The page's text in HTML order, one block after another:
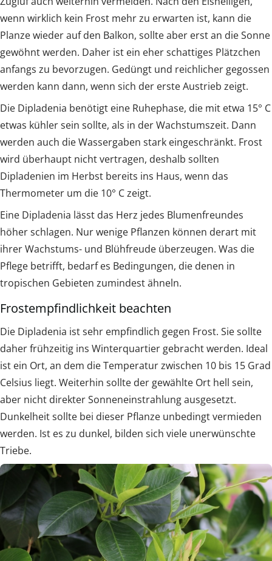
wenn wirklich kein Frost mehr zu erwarten ist, kann die
Planze wieder auf den Balkon, sollte aber erst an die Sonne
gewöhnt werden. Daher ist ein eher schattiges Plätzchen
anfangs zu bevorzugen. Gedüngt und reichlicher gegossen
werden kann dann, wenn sich der erste Austrieb zeigt.
Die Dipladenia benötigt eine Ruhephase, die mit etwa 15° C
etwas kühler sein sollte, als in der Wachstumszeit. Dann
werden auch die Wassergaben stark eingeschränkt. Frost
wird überhaupt nicht vertragen, deshalb sollten
Dipladenien im Herbst bereits ins Haus, wenn das
Thermometer um die 10° C zeigt.
Eine Dipladenia lässt das Herz jedes Blumenfreundes
höher schlagen. Nur wenige Pflanzen können derart mit
ihrer Wachstums- und Blühfreude überzeugen. Was die
Pflege betrifft, bedarf es Bedingungen, die denen in
tropischen Gebieten zumindest ähneln.
Frostempfindlichkeit beachten
Die Dipladenia ist sehr empfindlich gegen Frost. Sie sollte
daher frühzeitig ins Winterquartier gebracht werden. Ideal
ist ein Ort, an dem die Temperatur zwischen 10 bis 15 Grad
Celsius liegt. Weiterhin sollte der gewählte Ort hell sein,
aber nicht direkter Sonneneinstrahlung ausgesetzt.
Dunkelheit sollte bei dieser Pflanze unbedingt vermieden
werden. Ist es zu dunkel, bilden sich viele unerwünschte
Triebe.